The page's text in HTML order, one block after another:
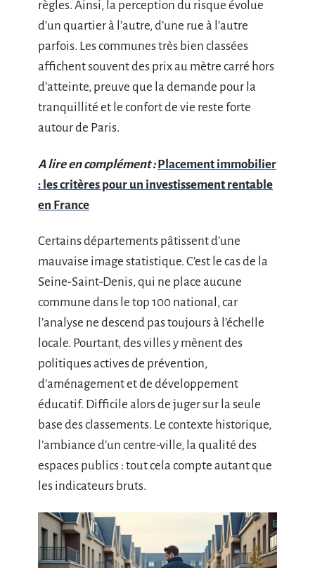
règles. Ainsi, la perception du risque évolue
d’un quartier à l’autre, d’une rue à l’autre
parfois. Les communes très bien classées
affichent souvent des prix au mètre carré hors
d’atteinte, preuve que la demande pour la
tranquillité et le confort de vie reste forte
autour de Paris.
A lire en complément : Placement immobilier
: les critères pour un investissement rentable
en France
Certains départements pâtissent d’une
mauvaise image statistique. C’est le cas de la
Seine-Saint-Denis, qui ne place aucune
commune dans le top 100 national, car
l’analyse ne descend pas toujours à l’échelle
locale. Pourtant, des villes y mènent des
politiques actives de prévention,
d’aménagement et de développement
éducatif. Difficile alors de juger sur la seule
base des classements. Le contexte historique,
l’ambiance d’un centre-ville, la qualité des
espaces publics : tout cela compte autant que
les indicateurs bruts.